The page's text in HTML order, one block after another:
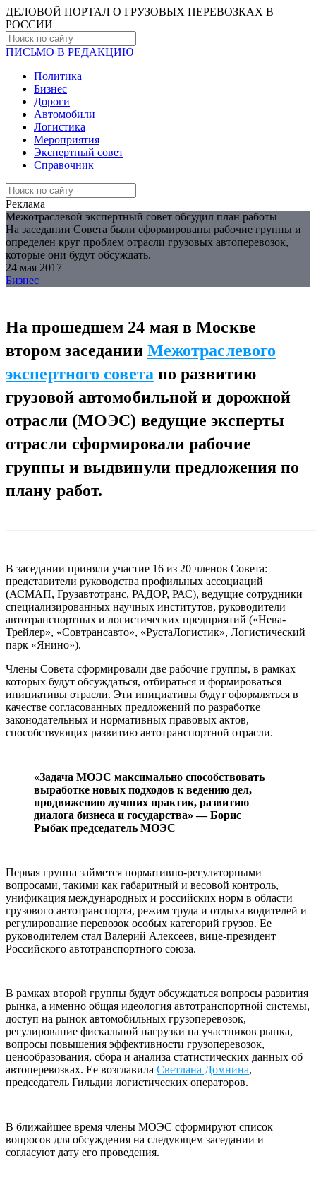
ДЕЛОВОЙ ПОРТАЛ О ГРУЗОВЫХ ПЕРЕВОЗКАХ В
РОCСИИ
ПИСЬМО В РЕДАКЦИЮ
Политика
Бизнес
Дороги
Автомобили
Логистика
Мероприятия
Экспертный совет
Справочник
Реклама
Межотраслевой экспертный совет обсудил план работы
На заседании Совета были сформированы рабочие группы и
определен круг проблем отрасли грузовых автоперевозок,
которые они будут обсуждать.
24 мая 2017
Бизнес
На прошедшем 24 мая в Москве
втором заседании Межотраслевого
экспертного совета по развитию
грузовой автомобильной и дорожной
отрасли (МОЭС) ведущие эксперты
отрасли сформировали рабочие
группы и выдвинули предложения по
плану работ.
В заседании приняли участие 16 из 20 членов Совета:
представители руководства профильных ассоциаций
(АСМАП, Грузавтотранс, РАДОР, РАС), ведущие сотрудники
специализированных научных институтов, руководители
автотранспортных и логистических предприятий («Нева-
Трейлер», «Совтрансавто», «РустаЛогистик», Логистический
парк «Янино»).
Члены Совета сформировали две рабочие группы, в рамках
которых будут обсуждаться, отбираться и формироваться
инициативы отрасли. Эти инициативы будут оформляться в
качестве согласованных предложений по разработке
законодательных и нормативных правовых актов,
способствующих развитию автотранспортной отрасли.
«Задача МОЭС максимально способствовать
выработке новых подходов к ведению дел,
продвижению лучших практик, развитию
диалога бизнеса и государства» — Борис
Рыбак председатель МОЭС
Первая группа займется нормативно-регуляторными
вопросами, такими как габаритный и весовой контроль,
унификация международных и российских норм в области
грузового автотранспорта, режим труда и отдыха водителей и
регулирование перевозок особых категорий грузов. Ее
руководителем стал Валерий Алексеев, вице-президент
Российского автотранспортного союза.
В рамках второй группы будут обсуждаться вопросы развития
рынка, а именно общая идеология автотранспортной системы,
доступ на рынок автомобильных грузоперевозок,
регулирование фискальной нагрузки на участников рынка,
вопросы повышения эффективности грузоперевозок,
ценообразования, сбора и анализа статистических данных об
автоперевозках. Ее возглавила Светлана Домнина,
председатель Гильдии логистических операторов.
В ближайшее время члены МОЭС сформируют список
вопросов для обсуждения на следующем заседании и
согласуют дату его проведения.